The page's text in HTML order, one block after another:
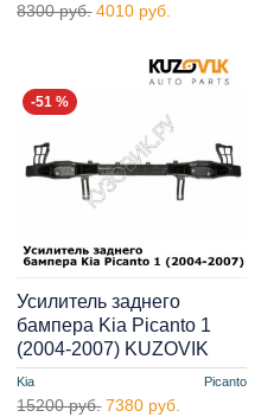
8300 руб. 4010 руб.
-51 %
Kia Picanto
Усилитель заднего
бампера Kia Picanto 1
(2004-2007) KUZOVIK
15200 руб. 7380 руб.